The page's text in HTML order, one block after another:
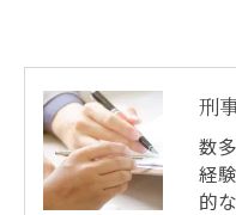
刑
数
経
的